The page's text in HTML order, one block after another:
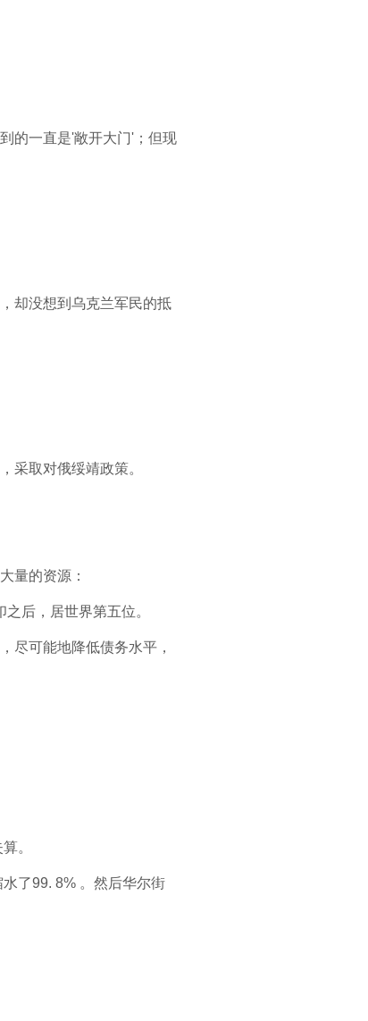
的一直是'敞开大门'；但现
却没想到乌克兰军民的抵
采取对俄绥靖政策。
量的资源：
后，居世界第五位。
尽可能地降低债务水平，
。
了99. 8% 。然后华尔街